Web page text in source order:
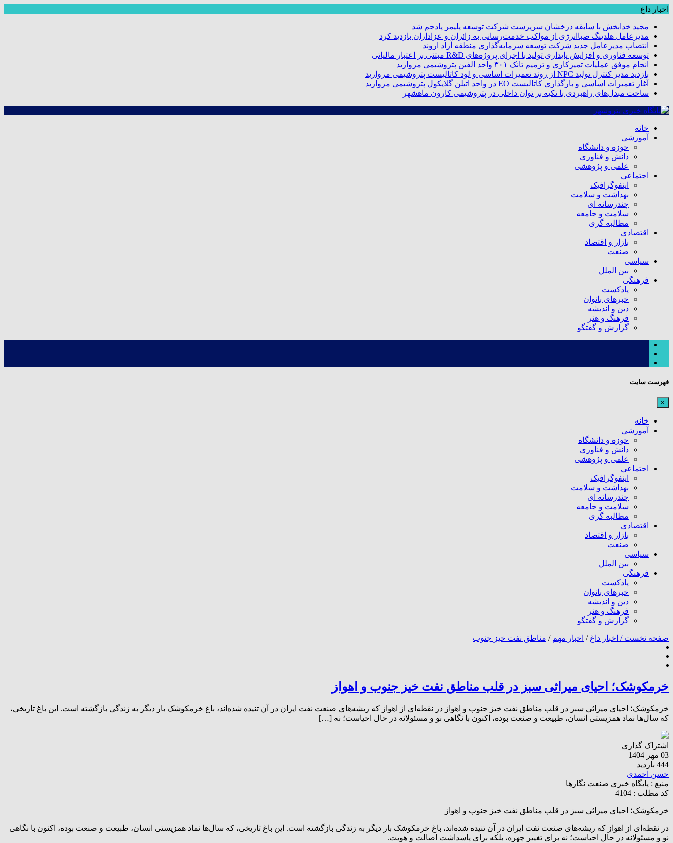
اخبار داغ
مجید خدابخش با سابقه درخشان سرپرست شرکت توسعه پلیمر پادجم شد
مدیرعامل هلدینگ صباانرژی از مواکب خدمت‌رسانی به زائران و عزاداران بازدید کرد
انتصاب مدیرعامل جدید شرکت توسعه سرمایه‌گذاری منطقه آزاد اروند
توسعه فناوری و افزایش پایداری تولید با اجرای پروژه‌های R&D مبتنی بر اعتبار مالیاتی
انجام موفق عملیات تمیزکاری و ترمیم تانک ۳۰۱ واحد الفین پتروشیمی مروارید
بازدید مدیر کنترل تولید NPC از روند تعمیرات اساسی و لود کاتالیست پتروشیمی مروارید
آغاز تعمیرات اساسی و بارگذاری کاتالیست EO در واحد اتیلن گلایکول پتروشیمی مروارید
ساخت مبدل‌های راهبردی با تکیه بر توان داخلی در پتروشیمی کارون ماهشهر
خانه
آموزشی
حوزه و دانشگاه
دانش و فناوری
علمی و پژوهشی
اجتماعی
اینفوگرافیک
بهداشت و سلامت
چندرسانه ای
سلامت و جامعه
مطالبه گری
اقتصادی
بازار و اقتصاد
صنعت
سیاسی
بین الملل
فرهنگی
پادکست
خبرهای بانوان
دین و اندیشه
فرهنگ و هنر
گزارش و گفتگو
فهرست سایت
×
خانه
آموزشی
حوزه و دانشگاه
دانش و فناوری
علمی و پژوهشی
اجتماعی
اینفوگرافیک
بهداشت و سلامت
چندرسانه ای
سلامت و جامعه
مطالبه گری
اقتصادی
بازار و اقتصاد
صنعت
سیاسی
بین الملل
فرهنگی
پادکست
خبرهای بانوان
دین و اندیشه
فرهنگ و هنر
گزارش و گفتگو
صفحه نخست / اخبار داغ / اخبار مهم / مناطق نفت خیز جنوب
خرمکوشک؛ احیای میراثی سبز در قلب مناطق نفت خیز جنوب و اهواز
خرمکوشک؛ احیای میراثی سبز در قلب مناطق نفت خیز جنوب و اهواز در نقطه‌ای از اهواز که ریشه‌های صنعت نفت ایران در آن تنیده شده‌اند، باغ خرمکوشک بار دیگر به زندگی بازگشته است. این باغ تاریخی،
که سال‌ها نماد همزیستی انسان، طبیعت و صنعت بوده، اکنون با نگاهی نو و مسئولانه در حال احیاست؛ نه […]
اشتراک گذاری
03 مهر 1404
444 بازدید
حسن احمدی
منبع : پایگاه خبری صنعت نگارها
کد مطلب : 4104
خرمکوشک؛ احیای میراثی سبز در قلب مناطق نفت خیز جنوب و اهواز
در نقطه‌ای از اهواز که ریشه‌های صنعت نفت ایران در آن تنیده شده‌اند، باغ خرمکوشک بار دیگر به زندگی بازگشته است. این باغ تاریخی، که سال‌ها نماد همزیستی انسان، طبیعت و صنعت بوده، اکنون با نگاهی
نو و مسئولانه در حال احیاست؛ نه برای تغییر چهره، بلکه برای پاسداشت اصالت و هویت.